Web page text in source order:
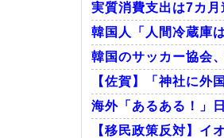
実質消費支出は7カ
韓国人「人間冷蔵庫
韓国のサッカー協会
【佐賀】「神社に
海外「あるある！」
【移民政策反対】イ